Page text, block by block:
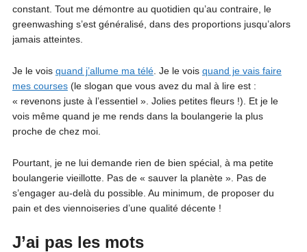
constant. Tout me démontre au quotidien qu’au contraire, le
greenwashing s’est généralisé, dans des proportions jusqu’alors
jamais atteintes.
Je le vois quand j’allume ma télé. Je le vois quand je vais faire
mes courses(le slogan que vous avez du mal à lire est :
« revenons juste à l’essentiel ». Jolies petites fleurs !). Et je le
vois même quand je me rends dans la boulangerie la plus
proche de chez moi.
Pourtant, je ne lui demande rien de bien spécial, à ma petite
boulangerie vieillotte. Pas de « sauver la planète ». Pas de
s’engager au-delà du possible. Au minimum, de proposer du
pain et des viennoiseries d’une qualité décente !
J’ai pas les mots